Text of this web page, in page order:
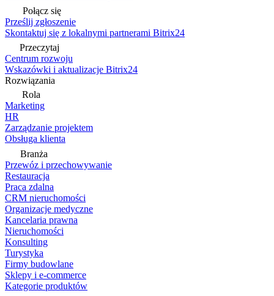
Połącz się
Prześlij zgłoszenie
Skontaktuj się z lokalnymi partnerami Bitrix24
Przeczytaj
Centrum rozwoju
Wskazówki i aktualizacje Bitrix24
Rozwiązania
Rola
Marketing
HR
Zarządzanie projektem
Obsługa klienta
Branża
Przewóz i przechowywanie
Restauracja
Praca zdalna
CRM nieruchomości
Organizacje medyczne
Kancelaria prawna
Nieruchomości
Konsulting
Turystyka
Firmy budowlane
Sklepy i e-commerce
Kategorie produktów